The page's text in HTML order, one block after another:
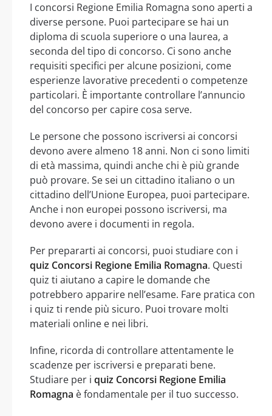
I concorsi Regione Emilia Romagna sono aperti a
diverse persone. Puoi partecipare se hai un
diploma di scuola superiore o una laurea, a
seconda del tipo di concorso. Ci sono anche
requisiti specifici per alcune posizioni, come
esperienze lavorative precedenti o competenze
particolari. È importante controllare l’annuncio
del concorso per capire cosa serve.
Le persone che possono iscriversi ai concorsi
devono avere almeno 18 anni. Non ci sono limiti
di età massima, quindi anche chi è più grande
può provare. Se sei un cittadino italiano o un
cittadino dell’Unione Europea, puoi partecipare.
Anche i non europei possono iscriversi, ma
devono avere i documenti in regola.
Per prepararti ai concorsi, puoi studiare con i
quiz Concorsi Regione Emilia Romagna. Questi
quiz ti aiutano a capire le domande che
potrebbero apparire nell’esame. Fare pratica con
i quiz ti rende più sicuro. Puoi trovare molti
materiali online e nei libri.
Infine, ricorda di controllare attentamente le
scadenze per iscriversi e preparati bene.
Studiare per i quiz Concorsi Regione Emilia
Romagna è fondamentale per il tuo successo.